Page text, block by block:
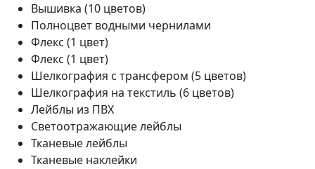
Вышивка (10 цветов)
Полноцвет водными чернилами
Флекс (1 цвет)
Флекс (1 цвет)
Шелкография с трансфером (5 цветов)
Шелкография на текстиль (6 цветов)
Лейблы из ПВХ
Светоотражающие лейблы
Тканевые лейблы
Тканевые наклейки